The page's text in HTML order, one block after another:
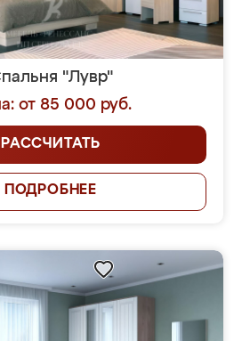
"Лувр"
от 85 000 руб.
РАССЧИТАТЬ
ПОДРОБНЕЕ